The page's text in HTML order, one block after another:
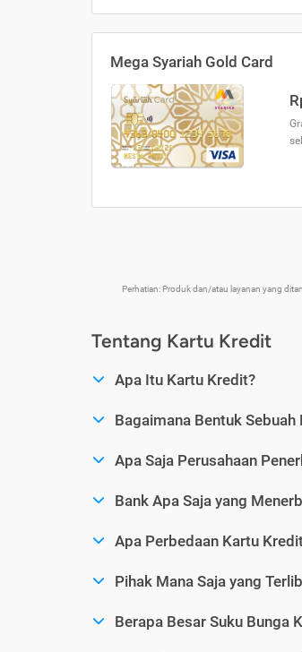
Mega Syariah Gold Card
Perhatian: Produk dan/atau layanan yang
Tentang Kartu Kredit
Apa Itu Kartu Kredit?
Bagaimana Bentuk Sebuah
Apa Saja Perusahaan
Bank Apa Saja yang
Apa Perbedaan Kartu
Pihak Mana Saja yang
Berapa Besar Suku Bunga